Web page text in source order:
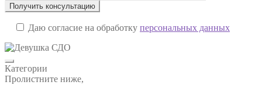
Даю согласие на обработку персональных данных
Категории
Пролистните ниже,